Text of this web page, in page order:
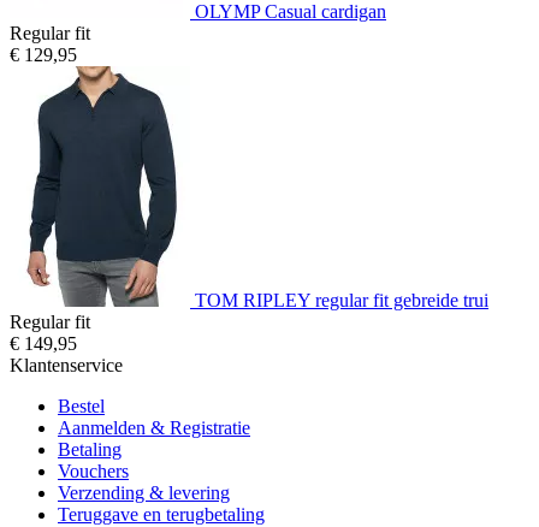
OLYMP Casual cardigan
Regular fit
€ 129,95
TOM RIPLEY regular fit gebreide trui
Regular fit
€ 149,95
Klantenservice
Bestel
Aanmelden & Registratie
Betaling
Vouchers
Verzending & levering
Teruggave en terugbetaling